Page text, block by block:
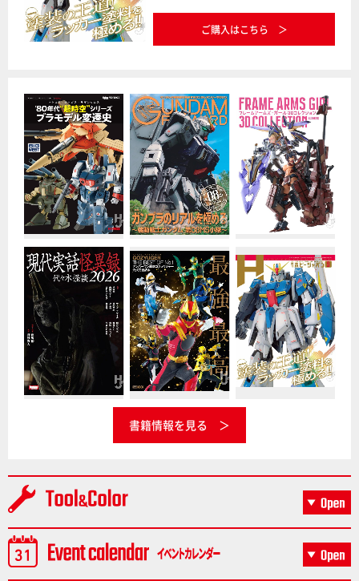
ご購入はこちら
書籍情報を見る